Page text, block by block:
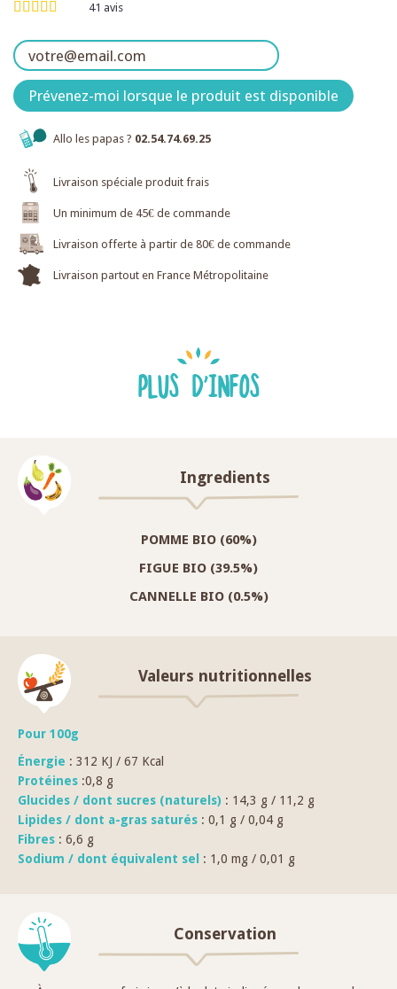
41 avis
Prévenez-moi lorsque le produit est disponible
Allo les papas ? 02.54.74.69.25
Livraison spéciale produit frais
Un minimum de 45€ de commande
Livraison offerte à partir de 80€ de commande
Livraison partout en France Métropolitaine
PLUS D'INFOS
Ingredients
POMME BIO (60%)
FIGUE BIO (39.5%)
CANNELLE BIO (0.5%)
Valeurs nutritionnelles
Pour 100g
Énergie : 312 KJ / 67 Kcal
Protéines :0,8 g
Glucides / dont sucres (naturels) : 14,3 g / 11,2 g
Lipides / dont a-gras saturés : 0,1 g / 0,04 g
Fibres : 6,6 g
Sodium / dont équivalent sel
: 1,0 mg / 0,01 g
Conservation